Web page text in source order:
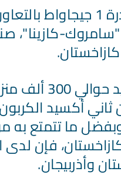
وتقود "مصدر" تطوير مشروع محطة طاقة
"سامروك-كازينا"،
وستسهم المحطة عند دخولها
ثاني أكسيد
ما تتمتع به
فإن
وأذربيجان.